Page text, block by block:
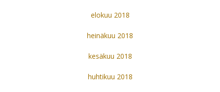
elokuu 2018
heinäkuu 2018
kesäkuu 2018
huhtikuu 2018